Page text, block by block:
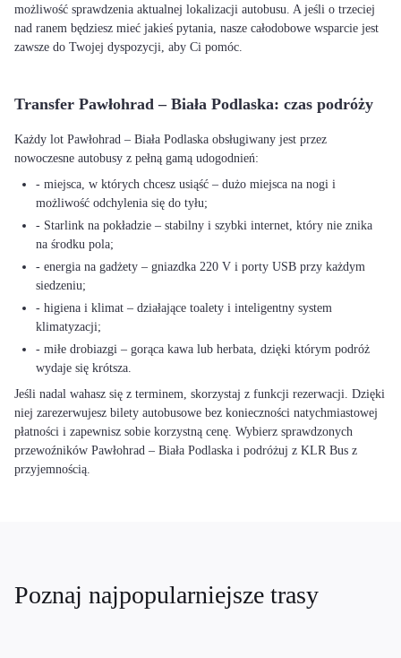
możliwość sprawdzenia aktualnej lokalizacji autobusu. A jeśli o trzeciej
nad ranem będziesz mieć jakieś pytania, nasze całodobowe wsparcie jest
zawsze do Twojej dyspozycji, aby Ci pomóc.
Transfer Pawłohrad – Biała Podlaska: czas podróży
Każdy lot Pawłohrad – Biała Podlaska obsługiwany jest przez
nowoczesne autobusy z pełną gamą udogodnień:
- miejsca, w których chcesz usiąść – dużo miejsca na nogi i
możliwość odchylenia się do tyłu;
- Starlink na pokładzie – stabilny i szybki internet, który nie znika
na środku pola;
- energia na gadżety – gniazdka 220 V i porty USB przy każdym
siedzeniu;
- higiena i klimat – działające toalety i inteligentny system
klimatyzacji;
- miłe drobiazgi – gorąca kawa lub herbata, dzięki którym podróż
wydaje się krótsza.
Jeśli nadal wahasz się z terminem, skorzystaj z funkcji rezerwacji. Dzięki
niej zarezerwujesz bilety autobusowe bez konieczności natychmiastowej
płatności i zapewnisz sobie korzystną cenę. Wybierz sprawdzonych
przewoźników Pawłohrad – Biała Podlaska i podróżuj z KLR Bus z
przyjemnością.
Poznaj najpopularniejsze trasy